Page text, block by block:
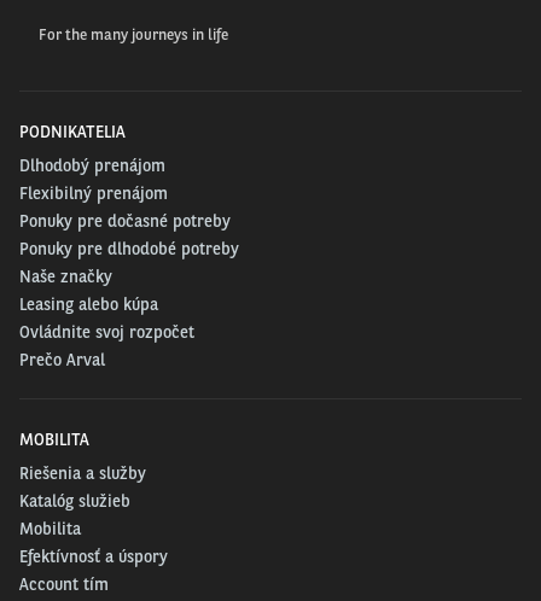
For the many journeys in life
PODNIKATELIA
Dlhodobý prenájom
Flexibilný prenájom
Ponuky pre dočasné potreby
Ponuky pre dlhodobé potreby
Naše značky
Leasing alebo kúpa
Ovládnite svoj rozpočet
Prečo Arval
MOBILITA
Riešenia a služby
Katalóg služieb
Mobilita
Efektívnosť a úspory
Account tím